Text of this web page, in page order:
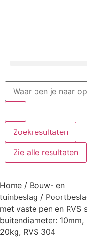
Zoekresultaten
Zie alle resultaten
Home / Bouw- en
tuinbeslag /
met vaste pen en RVS
buitendiameter:
20kg, RVS 304